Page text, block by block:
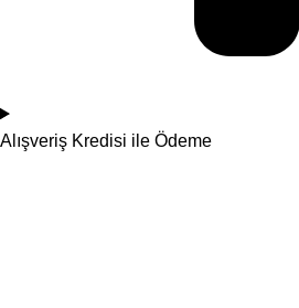
Alışveriş Kredisi ile Ödeme